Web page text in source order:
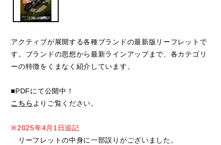
アクティブが展開する各種ブランドの最新版リーフレットで
す。ブランドの思想から最新ラインアップまで、各カテゴリ
ーの特徴をくまなく紹介しています。
■PDFにて公開中！
こちらよりご覧ください。
※2025年4月1日追記
リーフレットの中身に一部誤りがございました。